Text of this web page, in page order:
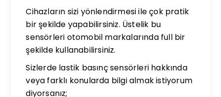
Cihazların sizi yönlendirmesi ile çok pratik
bir şekilde yapabilirsiniz. Üstelik bu
sensörleri otomobil markalarında full bir
şekilde kullanabilirsiniz.
Sizlerde lastik basınç sensörleri hakkında
veya farklı konularda bilgi almak istiyorum
diyorsanız;